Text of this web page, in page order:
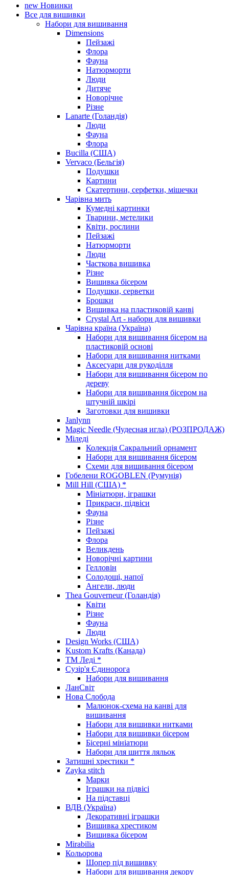
new Новинки
Все для вишивки
Набори для вишивання
Dimensions
Пейзажі
Флора
Фауна
Натюрморти
Люди
Дитяче
Новорічне
Різне
Lanarte (Голандія)
Люди
Фауна
Флора
Bucilla (США)
Vervaco (Бельгія)
Подушки
Картини
Скатертини, серфетки, мішечки
Чарiвна мить
Кумедні картинки
Тварини, метелики
Квіти, рослини
Пейзажі
Натюрморти
Люди
Часткова вишивка
Різне
Вишивка бісером
Подушки, серветки
Брошки
Вишивка на пластиковій канві
Crystal Art - набори для вишивки
Чарівна країна (Україна)
Набори для вишивання бісером на
пластиковій основі
Набори для вишивання нитками
Аксесуари для рукоділля
Набори для вишивання бісером по
дереву
Набори для вишивання бісером на
штучній шкірі
Заготовки для вишивки
Janlynn
Magic Needle (Чудесная игла) (РОЗПРОДАЖ)
Міледі
Колекція Сакральний орнамент
Набори для вишивання бісером
Схеми для вишивання бісером
Гобелени ROGOBLEN (Румунія)
Mill Hill (США) *
Мініатюри, іграшки
Прикраси, підвіси
Фауна
Різне
Пейзажі
Флора
Великдень
Новорічні картини
Гелловін
Солодощі, напої
Ангели, люди
Thea Gouverneur (Голандія)
Квіти
Різне
Фауна
Люди
Design Works (США)
Kustom Krafts (Канада)
ТМ Леді *
Сузір'я Єдинорога
Набори для вишивання
ЛанСвіт
Нова Слобода
Малюнок-схема на канві для
вишивання
Набори для вишивки нитками
Набори для вишивки бісером
Бісерні мініатюри
Набори для шиття ляльок
Затишні хрестики *
Zayka stitch
Марки
Іграшки на підвісі
На підставці
ВДВ (Україна)
Декоративні іграшки
Вишивка хрестиком
Вишивка бісером
Mirabilia
Кольорова
Шопер під вишивку
Набори для вишивання декору